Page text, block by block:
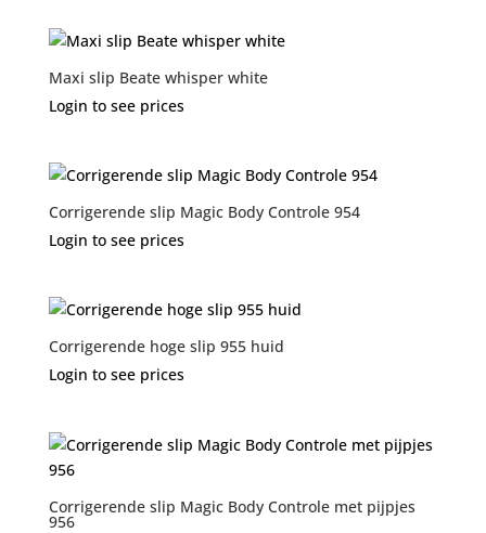
Maxi slip Beate whisper white
Login to see prices
Corrigerende slip Magic Body Controle 954
Login to see prices
Corrigerende hoge slip 955 huid
Login to see prices
Corrigerende slip Magic Body Controle met pijpjes
956